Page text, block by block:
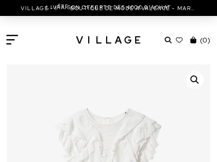
VILLAGE - 1ÈREBOUTIQUE DE MODE À VALENCE - MARC JACOBS - ISABEL MARANT & MORE
LIVRAISON OFFERTE DÈS 400€ D'ACHAT
V I L L A G E (0)